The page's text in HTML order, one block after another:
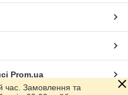
Prom.ua
час. Замовлення та